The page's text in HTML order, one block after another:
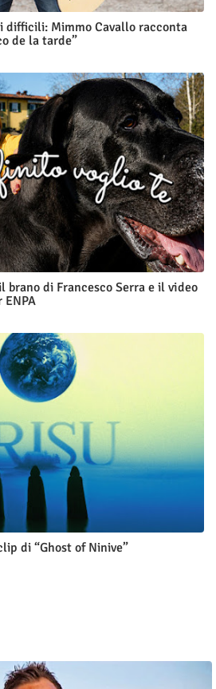
difficili: Mimmo Cavallo racconta
de la tarde”
di Francesco Serra e il video
di “Ghost of Ninive”